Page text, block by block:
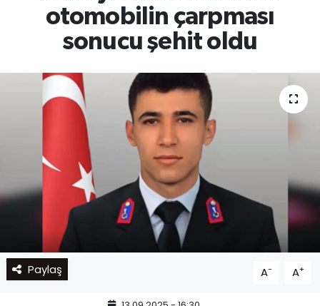
otomobilin çarpması
sonucu şehit oldu
Paylaş A- A+
Spor
Tüm Manşetler
Haber Arşivi